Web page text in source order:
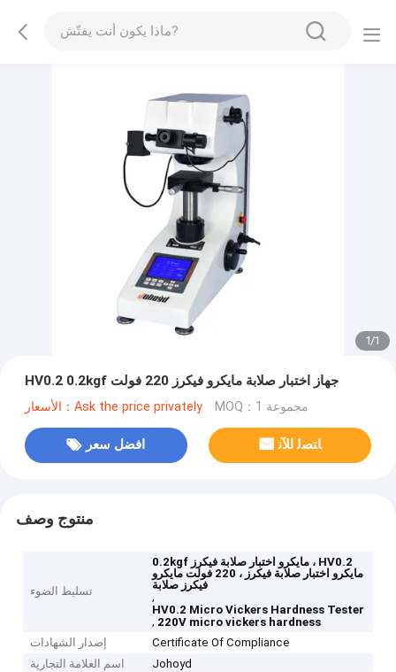
1/1
HV0.2 0.2kgf جهاز اختبار صلابة مايكرو فيكرز 220 فولت
الأسعار：Ask the price privately MOQ：1 مجموعة
افضل سعر ﺎﺘﺼﻟ ﺍﻶﻧ
منتوج وصف
تسليط الضوء
0.2kgf مايكرو اختبار صلابة فيكرز ، HV0.2
مايكرو اختبار صلابة فيكرز ، 220 فولت مايكرو
فيكرز صلابة
,
HV0.2 Micro Vickers Hardness Tester
, 220V micro vickers hardness
إصدار الشهادات
Certificate Of Compliance
اسم العلامة التجارية
Johoyd